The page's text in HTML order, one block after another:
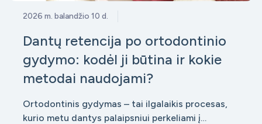
2026 m. balandžio 10 d.
Dantų retencija po ortodontinio
gydymo: kodėl ji būtina ir kokie
metodai naudojami?
Ortodontinis gydymas – tai ilgalaikis procesas,
kurio metu dantys palaipsniui perkeliami į